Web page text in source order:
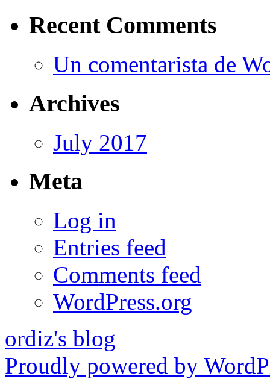
Recent Comments
Un comentarista de
Archives
July 2017
Meta
Log in
Entries feed
Comments feed
WordPress.org
ordiz's blog
Proudly powered by